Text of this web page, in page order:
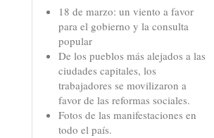
18 de marzo: un viento a favor
para el gobierno y la consulta
popular
De los pueblos más alejados a las
ciudades capitales, los
trabajadores se movilizaron a
favor de las reformas sociales.
Fotos de las manifestaciones en
todo el país.